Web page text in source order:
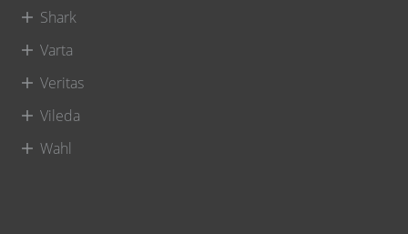
Shark
Varta
Veritas
Vileda
Wahl